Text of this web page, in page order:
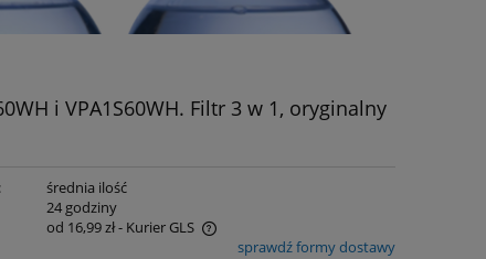
i VPA1S60WH. Filtr 3 w 1, oryginalny
średnia ilość
24 godziny
od 16,99 zł- Kurier GLS
sprawdź formy dostawy